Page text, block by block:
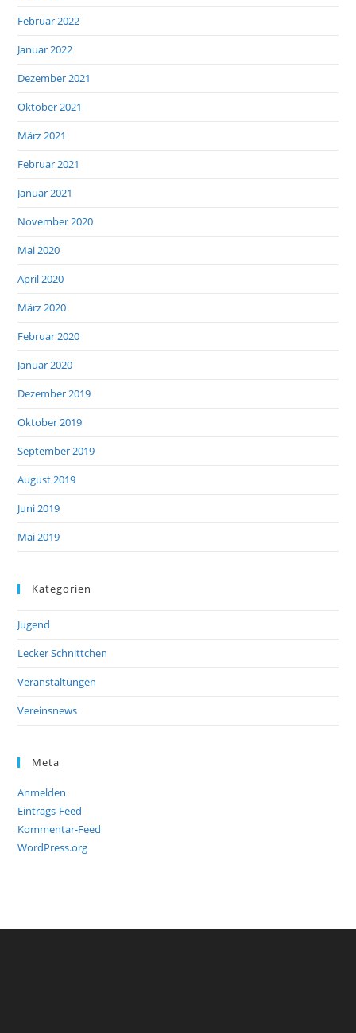
Februar 2022
Januar 2022
Dezember 2021
Oktober 2021
März 2021
Februar 2021
Januar 2021
November 2020
Mai 2020
April 2020
März 2020
Februar 2020
Januar 2020
Dezember 2019
Oktober 2019
September 2019
August 2019
Juni 2019
Mai 2019
Kategorien
Jugend
Lecker Schnittchen
Veranstaltungen
Vereinsnews
Meta
Anmelden
Eintrags-Feed
Kommentar-Feed
WordPress.org